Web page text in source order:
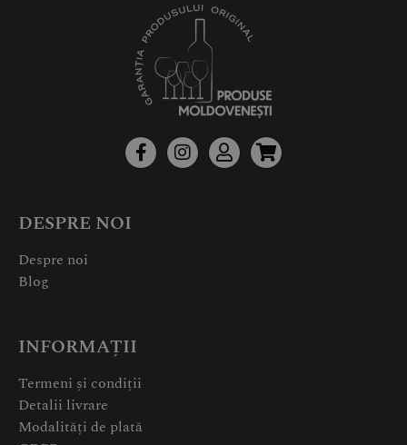
DESPRE NOI
Despre noi
Blog
INFORMAȚII
Termeni și condiții
Detalii livrare
Modalități de plată